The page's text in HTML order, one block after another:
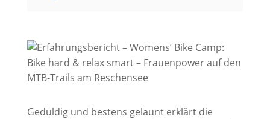
Geduldig und bestens gelaunt erklärt die